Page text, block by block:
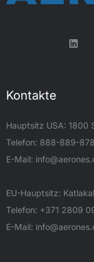
Kontakte
Hauptsitz USA: 1800
Telefon: 888-889-
E-Mail:
EU-Hauptsitz:
Telefon: +371 2809
E-Mail: